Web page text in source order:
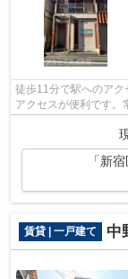
徒歩11分で駅へのアク
アクセスが便利です。
「新
賃貸 | 一戸建て 中